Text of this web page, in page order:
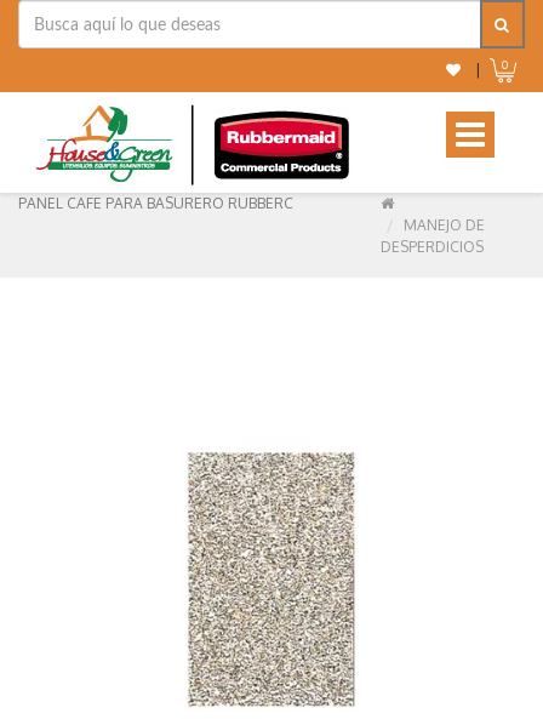
0
Toggle
navigation
PANEL CAFE PARA BASURERO RUBBERC
MANEJO DE
DESPERDICIOS